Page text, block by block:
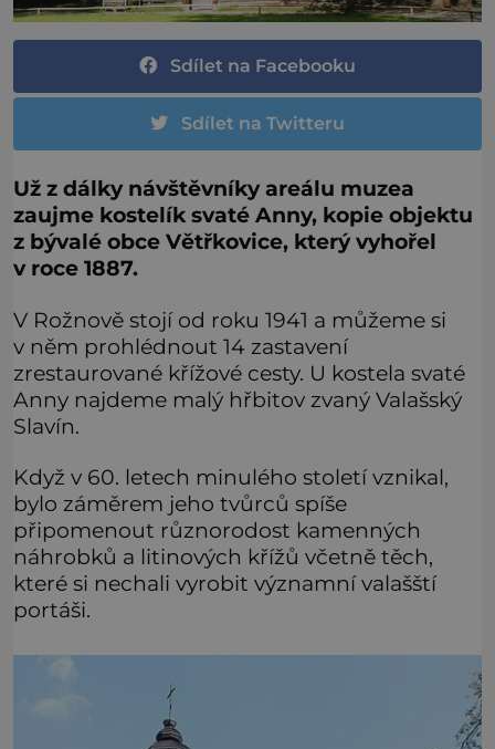
Sdílet na Facebooku
Sdílet na Twitteru
Už z dálky návštěvníky areálu muzea
zaujme kostelík svaté Anny, kopie objektu
z bývalé obce Větřkovice, který vyhořel
v roce 1887.
V Rožnově stojí od roku 1941 a můžeme si
v něm prohlédnout 14 zastavení
zrestaurované křížové cesty. U kostela svaté
Anny najdeme malý hřbitov zvaný Valašský
Slavín.
Když v 60. letech minulého století vznikal,
bylo záměrem jeho tvůrců spíše
připomenout různorodost kamenných
náhrobků a litinových křížů včetně těch,
které si nechali vyrobit významní valašští
portáši.